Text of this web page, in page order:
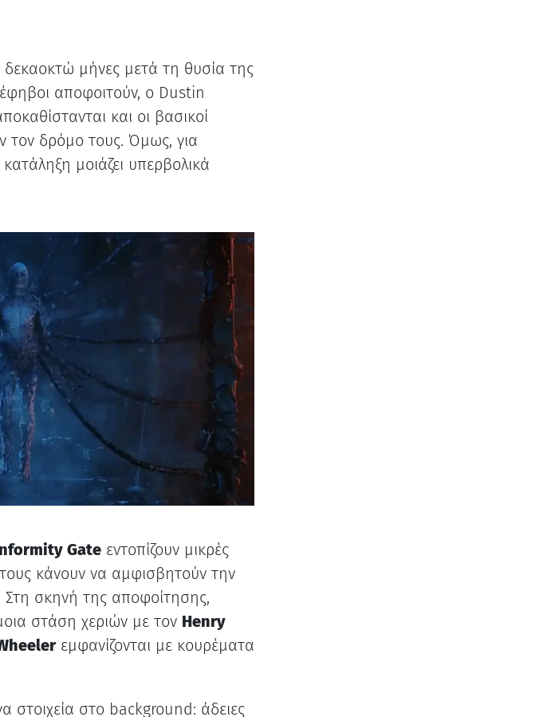
δεκαοκτώ μήνες μετά τη θυσία της
αποφοιτούν, ο Dustin
και οι βασικοί
τον δρόμο τους. Όμως, για
μοιάζει υπερβολικά
Gateεντοπίζουν μικρές
κάνουν να αμφισβητούν την
σκηνή της αποφοίτησης,
στάση χεριών με τον Henry
εμφανίζονται με κουρέματα
στοιχεία στο background: άδειες